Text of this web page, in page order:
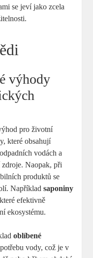
se jeví jako zcela
výhody
pro životní
které obsahují
vodách a
Naopak, při
produktů se
Napříkladsaponiny
efektivně
ekosystému.
oblíbené
vody, což je v